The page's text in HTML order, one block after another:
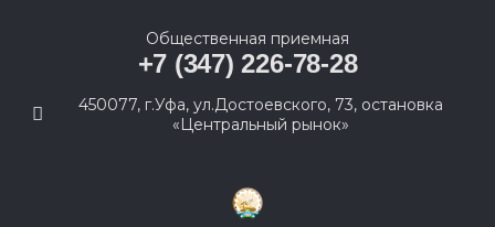
Общественная приемная
+7 (347) 226-78-28
450077, г.Уфа, ул.Достоевского, 73, остановка
«Центральный рынок»